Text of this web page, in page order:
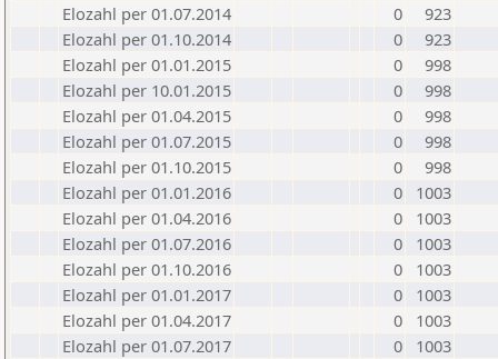
Elozahl per 01.07.2014
0
923
Elozahl per 01.10.2014
0
923
Elozahl per 01.01.2015
0
998
Elozahl per 10.01.2015
0
998
Elozahl per 01.04.2015
0
998
Elozahl per 01.07.2015
0
998
Elozahl per 01.10.2015
0
998
Elozahl per 01.01.2016
0
1003
Elozahl per 01.04.2016
0
1003
Elozahl per 01.07.2016
0
1003
Elozahl per 01.10.2016
0
1003
Elozahl per 01.01.2017
0
1003
Elozahl per 01.04.2017
0
1003
Elozahl per 01.07.2017
0
1003